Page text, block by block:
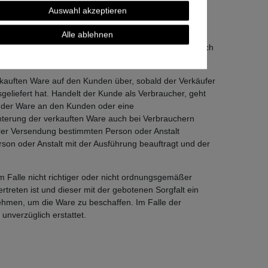
Lieferanschrift maßgeblich.
angemessenen Kosten. Dies gilt im
bei wirksamer Ausübung des Widerrufsrechts durch
Ware auf den Kunden über, sobald der Verkäufer
hat. Handelt der Kunde als Verbraucher, geht
Ware an den Kunden oder eine
der verkauften Ware auch bei Verbrauchern
Versendung bestimmten Person oder Anstalt
oder Anstalt mit der Ausführung beauftragt und der
Falle nicht richtiger oder nicht ordnungsgemäßer
ist und dieser mit der gebotenen Sorgfalt ein
um die Ware zu beschaffen. Im Falle der
erstattet.
Auswahl akzeptieren
Alle ablehnen